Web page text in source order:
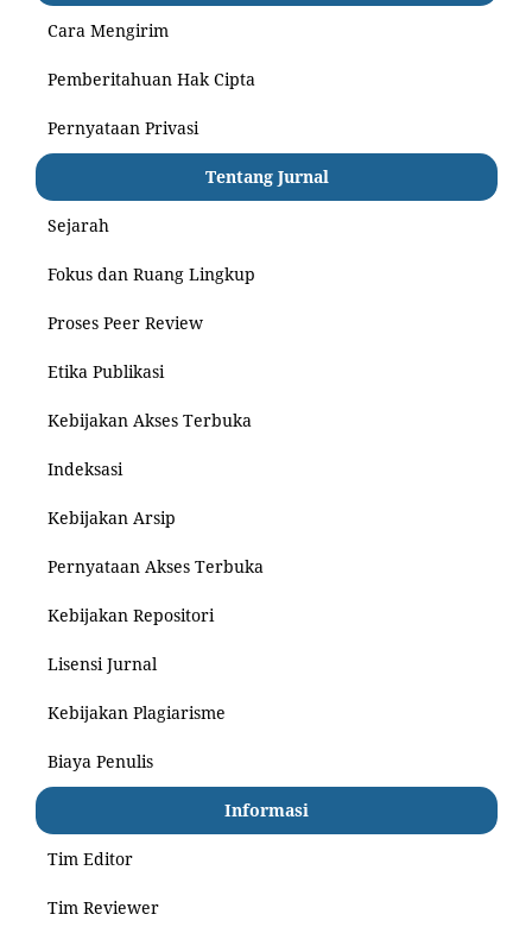
Cara Mengirim
Pemberitahuan Hak Cipta
Pernyataan Privasi
Tentang Jurnal
Sejarah
Fokus dan Ruang Lingkup
Proses Peer Review
Etika Publikasi
Kebijakan Akses Terbuka
Indeksasi
Kebijakan Arsip
Pernyataan Akses Terbuka
Kebijakan Repositori
Lisensi Jurnal
Kebijakan Plagiarisme
Biaya Penulis
Informasi
Tim Editor
Tim Reviewer